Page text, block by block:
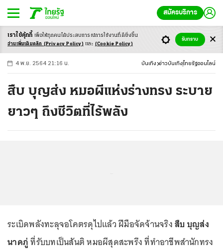
สมัครบริการ
-ก ก ก+
4 พ.ย. 2564 21:16 น. บันเทิง ข่าวบันเทิง ไทยรัฐออนไลน์
สืบ บุญส่ง หมอผีแห่งร่างทรง ระบาย
ยาวๆ ถึงชีวิตที่ไร้พลัง
ระเบิดพลังทะลุจอโคตรดุไปแล้ว ฝีมือจัดจ้านจริงสืบ บุญส่ง
นาคภู่ที่รับบทเป็นสันติ หมอผีสุดสะพรึง ที่ทำอาชีพสำนักทรง
เราใช้คุ้กกี้ เพื่อให้ทุกคนได้ประสบการณ์การใช้งานที่ดียิ่งขึ้น
อ่านเพิ่มเติมคลิก (Privacy Policy) และ (Cookie Policy)
รับทราบ